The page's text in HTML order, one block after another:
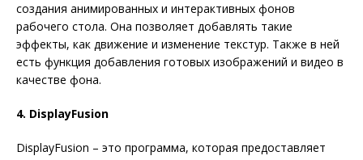
создания анимированных и интерактивных фонов
рабочего стола. Она позволяет добавлять такие
эффекты, как движение и изменение текстур. Также в ней
есть функция добавления готовых изображений и видео в
качестве фона.
4. DisplayFusion
DisplayFusion – это программа, которая предоставляет